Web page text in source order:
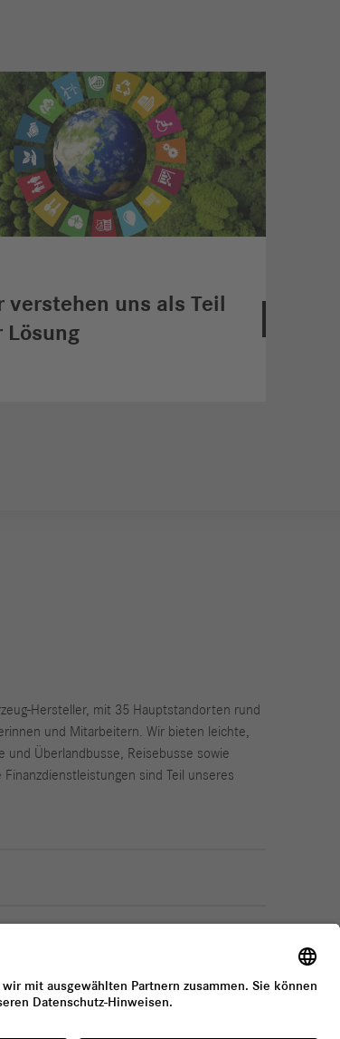
verstehen uns als Teil
Lösung
Hersteller, mit 35 Hauptstandorten rund
und Mitarbeitern. Wir bieten leichte,
Überlandbusse, Reisebusse sowie
sind Teil unseres